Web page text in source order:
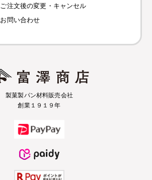
ご注文後の変更・キャンセル
お問い合わせ
製菓製パン材料販売会社
創業１９１９年